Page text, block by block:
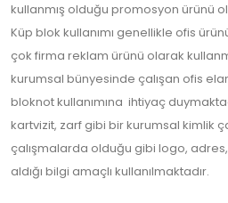
kullanmış olduğu promosyon ürünü
Küp blok kullanımı genellikle ofis
çok firma reklam ürünü olarak
kurumsal bünyesinde çalışan ofis
bloknot kullanımına ihtiyaç
kartvizit, zarf gibi bir kurumsal kimlik
çalışmalarda olduğu gibi logo,
aldığı bilgi amaçlı kullanılmaktadır.